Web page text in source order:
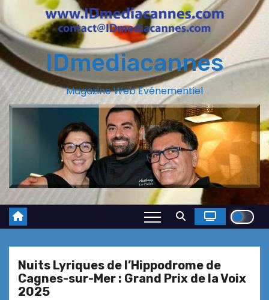
IDmediacannes
Magazine Web Evénementiel
Nuits Lyriques de l’Hippodrome de
Cagnes-sur-Mer : Grand Prix de la Voix
2025